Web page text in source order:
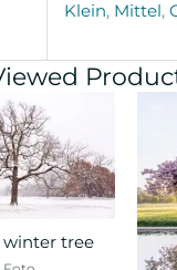
Klein, Mittel ,
winter tree